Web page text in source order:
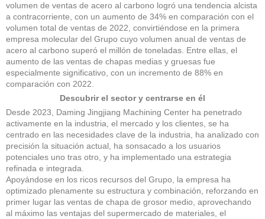
volumen de ventas de acero al carbono logró una tendencia alcista
a contracorriente, con un aumento de 34% en comparación con el
volumen total de ventas de 2022, convirtiéndose en la primera
empresa molecular del Grupo cuyo volumen anual de ventas de
acero al carbono superó el millón de toneladas. Entre ellas, el
aumento de las ventas de chapas medias y gruesas fue
especialmente significativo, con un incremento de 88% en
comparación con 2022.
Descubrir el sector y centrarse en él
Desde 2023, Daming Jingjiang Machining Center ha penetrado
activamente en la industria, el mercado y los clientes, se ha
centrado en las necesidades clave de la industria, ha analizado con
precisión la situación actual, ha sonsacado a los usuarios
potenciales uno tras otro, y ha implementado una estrategia
refinada e integrada.
Apoyándose en los ricos recursos del Grupo, la empresa ha
optimizado plenamente su estructura y combinación, reforzando en
primer lugar las ventas de chapa de grosor medio, aprovechando
al máximo las ventajas del supermercado de materiales, el